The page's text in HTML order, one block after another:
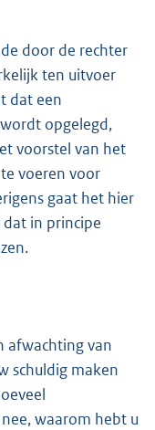
door de rechter
ten uitvoer
dat een
opgelegd,
voorstel van het
voeren voor
gaat het hier
in principe
afwachting van
schuldig maken
waarom hebt u